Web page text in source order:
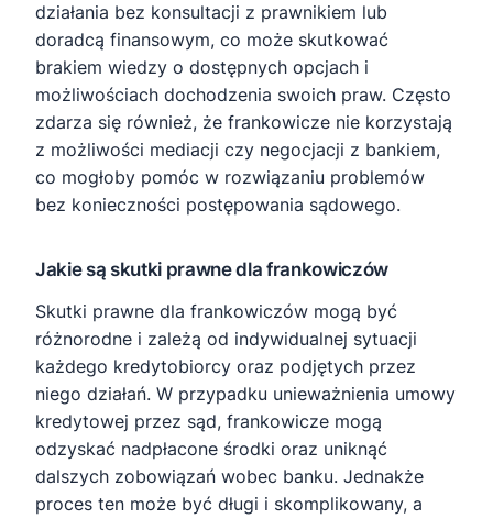
działania bez konsultacji z prawnikiem lub
doradcą finansowym, co może skutkować
brakiem wiedzy o dostępnych opcjach i
możliwościach dochodzenia swoich praw. Często
zdarza się również, że frankowicze nie korzystają
z możliwości mediacji czy negocjacji z bankiem,
co mogłoby pomóc w rozwiązaniu problemów
bez konieczności postępowania sądowego.
Jakie są skutki prawne dla frankowiczów
Skutki prawne dla frankowiczów mogą być
różnorodne i zależą od indywidualnej sytuacji
każdego kredytobiorcy oraz podjętych przez
niego działań. W przypadku unieważnienia umowy
kredytowej przez sąd, frankowicze mogą
odzyskać nadpłacone środki oraz uniknąć
dalszych zobowiązań wobec banku. Jednakże
proces ten może być długi i skomplikowany, a